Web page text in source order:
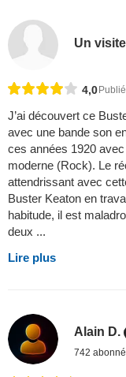
Un
4,0
J’ai découvert ce
avec une bande son
ces années 1920
moderne (Rock). Le
attendrissant avec
Buster Keaton en
habitude, il est
deux ...
Lire plus
Alain D.
742